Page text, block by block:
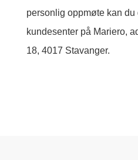
personlig oppmøte kan du
kundesenter på Mariero,
18, 4017 Stavanger.